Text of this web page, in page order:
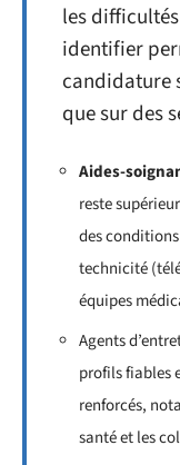
les
identifier
candidature
que sur des
Aides-
reste
des
technicité
équipes
Agents
profils fiables
renforcés,
santé et les